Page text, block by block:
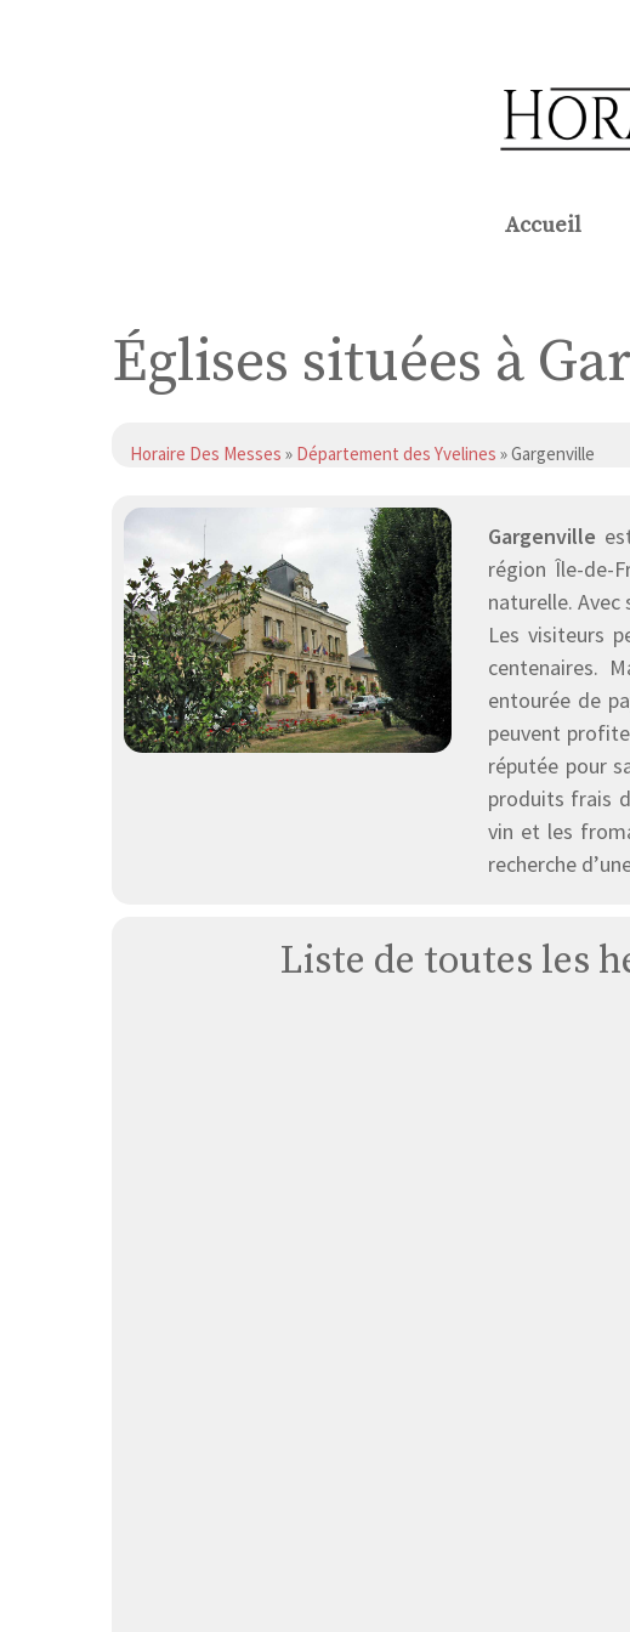
Accueil
Églises situées à
Horaire Des Messes » Département des Yvelines » Gargenville
Gargenville
région Île-de-
naturelle.
Les visiteurs
centenaires.
entourée de
peuvent
réputée pour
produits frais
vin et les
recherche
Liste de toutes les